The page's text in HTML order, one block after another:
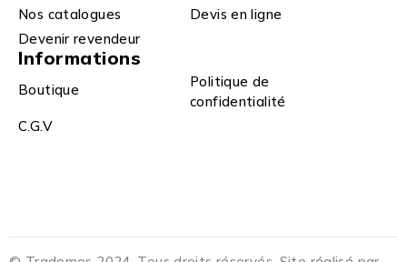
Nos catalogues
Devis en ligne
Devenir revendeur
Informations
Boutique
Politique de
confidentialité
C.G.V